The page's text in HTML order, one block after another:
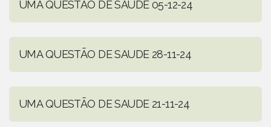
UMA QUESTÃO DE SAUDE 05-12-24
UMA QUESTÃO DE SAUDE 28-11-24
UMA QUESTÃO DE SAUDE 21-11-24